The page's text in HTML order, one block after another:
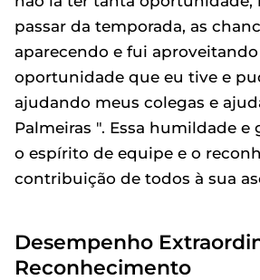
passar da temporada, as
aparecendo e fui aproveitando
oportunidade que eu tive e
ajudando meus colegas e
Palmeiras ". Essa humildade e
o espírito de equipe e o
contribuição de todos à sua
Desempenho
Reconhecimento